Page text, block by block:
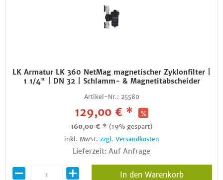
LK Armatur LK 360 NetMag magnetischer Zyklonfilter |
1 1/4" | DN 32 | Schlamm- & Magnetitabscheider
Artikel-Nr.: 25580
129,00 € *
160,00 € * (19% gespart)
inkl. MwSt. zzgl. Versandkosten
Lieferzeit: Auf Anfrage
In den Warenkorb